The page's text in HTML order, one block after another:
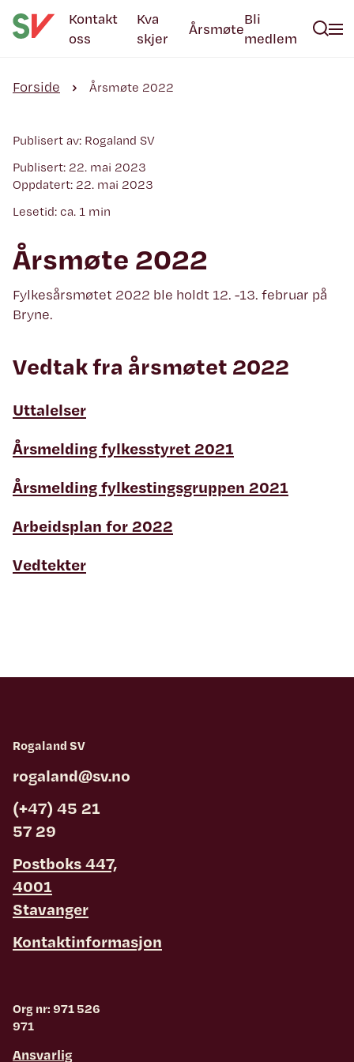
Kontakt
oss
Kva
skjer
Årsmøte
Bli
medlem
Forside Årsmøte 2022
Publisert av: Rogaland SV
Publisert: 22. mai 2023
Oppdatert: 22. mai 2023
Lesetid: ca. 1 min
Årsmøte 2022
Fylkesårsmøtet 2022 ble holdt 12. -13. februar på
Bryne.
Vedtak fra årsmøtet 2022
Uttalelser
Årsmelding fylkesstyret 2021
Årsmelding fylkestingsgruppen 2021
Arbeidsplan for 2022
Vedtekter
Rogaland SV
rogaland@sv.no
(+47) 45 21
57 29
Postboks 447,
4001
Stavanger
Kontaktinformasjon
Org nr: 971 526
971
Ansvarlig